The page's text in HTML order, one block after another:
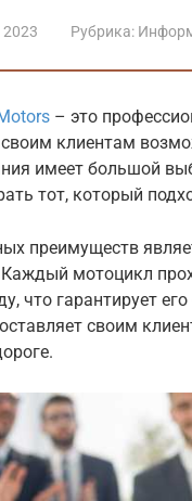
2023 Рубрика:
– это
клиентам
имеет большой
тот, который
преимуществ
мотоцикл
что гарантирует
своим